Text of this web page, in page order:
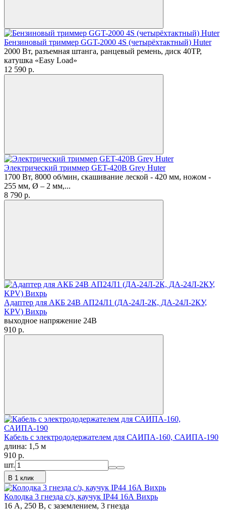
Бензиновый триммер GGT-2000 4S (четырёхтактный) Huter
2000 Вт, разъемная штанга, ранцевый ремень, диск 40ТР,
катушка «Easy Load»
12 590 p.
Электрический триммер GET-420B Grey Huter
1700 Вт, 8000 об/мин, скашивание леской - 420 мм, ножом -
255 мм, Ø – 2 мм,...
8 790 p.
Адаптер для АКБ 24В АП24Л1 (ДА-24Л-2К, ДА-24Л-2КУ,
KPV) Вихрь
выходное напряжение 24В
910 p.
Кабель с электрододержателем для САИПА-160, САИПА-190
длина: 1,5 м
910 p.
шт.
В 1 клик
Колодка 3 гнезда с/з, каучук IP44 16А Вихрь
16 А, 250 В, с заземлением, 3 гнезда